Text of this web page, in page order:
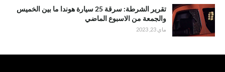
تقرير الشرطة: سرقة 25 سيارة هوندا ما بين الخميس
والجمعة من الاسبوع الماضي
ماي 23, 2023